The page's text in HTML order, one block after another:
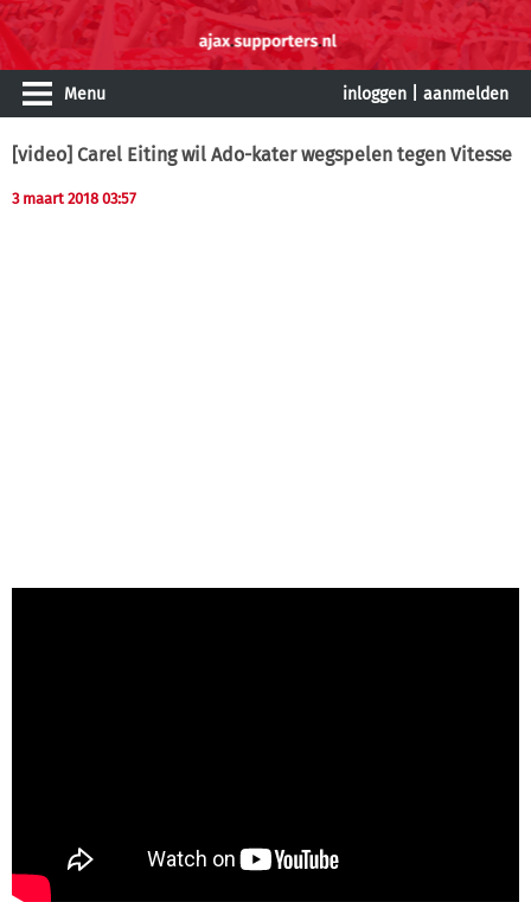
Menu inloggen aanmelden
[video] Carel Eiting wil Ado-kater wegspelen tegen Vitesse
3 maart 2018 03:57